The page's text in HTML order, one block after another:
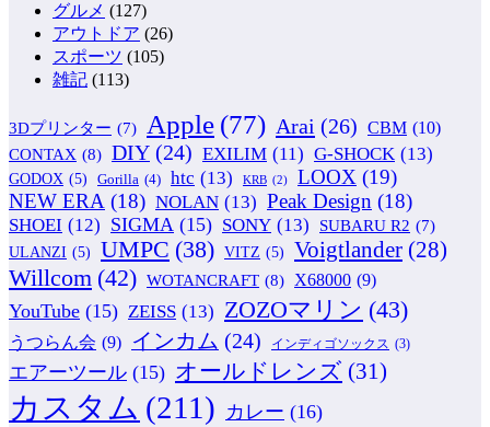
グルメ (127)
アウトドア (26)
スポーツ (105)
雑記 (113)
3Dプリンター (7) Apple (77) Arai (26) CBM (10)
CONTAX (8) DIY (24) EXILIM (11) G-SHOCK (13)
GODOX (5) Gorilla (4) htc (13) KRB (2) LOOX (19)
NEW ERA (18) NOLAN (13) Peak Design (18)
SHOEI (12) SIGMA (15) SONY (13) SUBARU R2 (7)
ULANZI (5) UMPC (38) VITZ (5) Voigtlander (28)
Willcom (42) WOTANCRAFT (8) X68000 (9)
YouTube (15) ZEISS (13) ZOZOマリン (43)
うつらん会 (9) インカム (24) インディゴソックス (3)
エアーツール (15) オールドレンズ (31)
カスタム (211) カレー (16)